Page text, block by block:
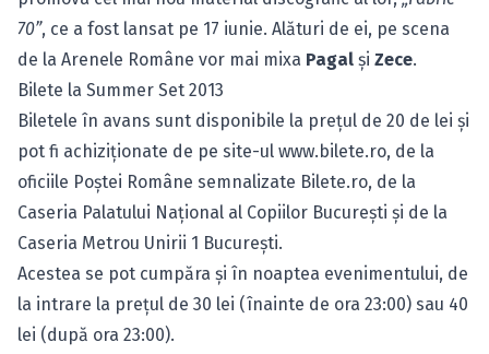
70”, ce a fost lansat pe 17 iunie. Alături de ei, pe scena
de la Arenele Române vor mai mixa Pagal şi Zece.
Bilete la Summer Set 2013
Biletele în avans sunt disponibile la preţul de 20 de lei şi
pot fi achiziţionate de pe site-ul www.bilete.ro, de la
oficiile Poştei Române semnalizate Bilete.ro, de la
Caseria Palatului Naţional al Copiilor Bucureşti şi de la
Caseria Metrou Unirii 1 Bucureşti.
Acestea se pot cumpăra şi în noaptea evenimentului, de
la intrare la preţul de 30 lei (înainte de ora 23:00) sau 40
lei (după ora 23:00).